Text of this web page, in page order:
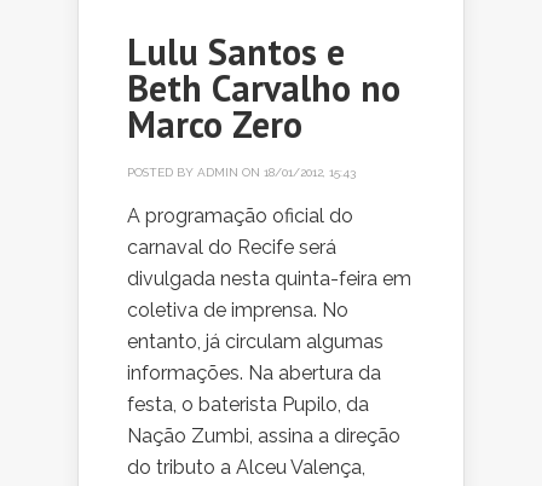
Lulu Santos e
Beth Carvalho no
Marco Zero
POSTED BY ADMIN ON 18/01/2012, 15:43
A programação oficial do
carnaval do Recife será
divulgada nesta quinta-feira em
coletiva de imprensa. No
entanto, já circulam algumas
informações. Na abertura da
festa, o baterista Pupilo, da
Nação Zumbi, assina a direção
do tributo a Alceu Valença,